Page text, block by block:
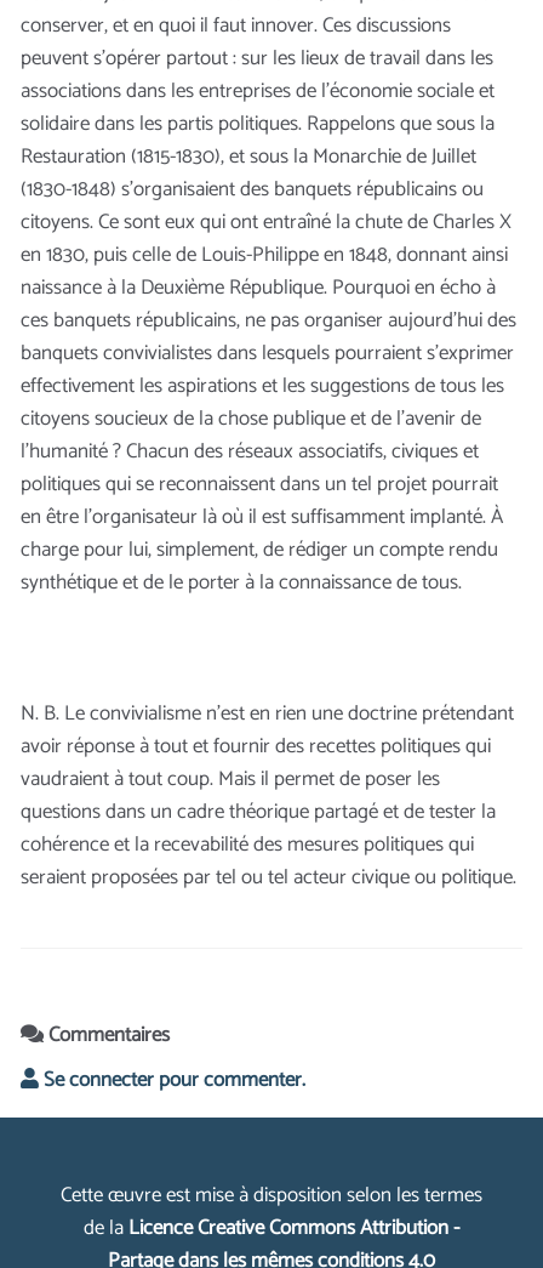
conserver, et en quoi il faut innover. Ces discussions
peuvent s’opérer partout : sur les lieux de travail dans les
associations dans les entreprises de l’économie sociale et
solidaire dans les partis politiques. Rappelons que sous la
Restauration (1815-1830), et sous la Monarchie de Juillet
(1830-1848) s’organisaient des banquets républicains ou
citoyens. Ce sont eux qui ont entraîné la chute de Charles X
en 1830, puis celle de Louis-Philippe en 1848, donnant ainsi
naissance à la Deuxième République. Pourquoi en écho à
ces banquets républicains, ne pas organiser aujourd’hui des
banquets convivialistes dans lesquels pourraient s’exprimer
effectivement les aspirations et les suggestions de tous les
citoyens soucieux de la chose publique et de l’avenir de
l’humanité ? Chacun des réseaux associatifs, civiques et
politiques qui se reconnaissent dans un tel projet pourrait
en être l’organisateur là où il est suffisamment implanté. À
charge pour lui, simplement, de rédiger un compte rendu
synthétique et de le porter à la connaissance de tous.
N. B. Le convivialisme n’est en rien une doctrine prétendant
avoir réponse à tout et fournir des recettes politiques qui
vaudraient à tout coup. Mais il permet de poser les
questions dans un cadre théorique partagé et de tester la
cohérence et la recevabilité des mesures politiques qui
seraient proposées par tel ou tel acteur civique ou politique.
Commentaires
Se connecter pour commenter.
Cette œuvre est mise à disposition selon les termes
de laLicence Creative Commons Attribution -
Partage dans les mêmes conditions 4.0